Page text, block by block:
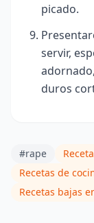
picado.
servir,
duros
#rape
Recetas de
Recetas bajas